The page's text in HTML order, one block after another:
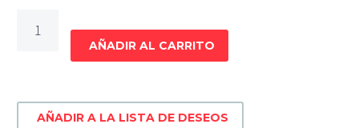
MOUNTAIN
PRO
AÑADIR AL CARRITO
AÑADIR A LA LISTA DE DESEOS